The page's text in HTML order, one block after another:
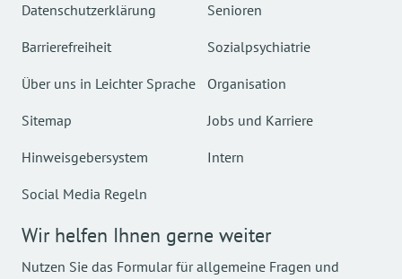
Datenschutzerklärung
Barrierefreiheit
Über uns in Leichter Sprache
Sitemap
Hinweisgebersystem
Social Media Regeln
Senioren
Sozialpsychiatrie
Organisation
Jobs und Karriere
Intern
Wir helfen Ihnen gerne weiter
Nutzen Sie das Formular für allgemeine Fragen und